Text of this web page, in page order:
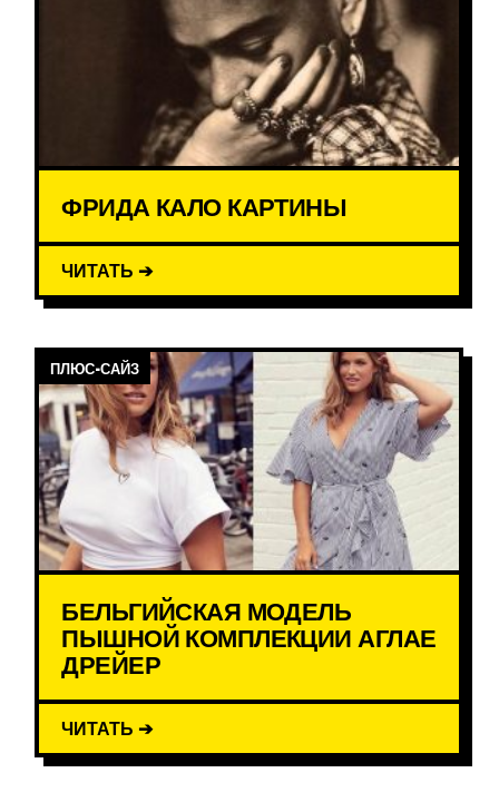
ФРИДА КАЛО КАРТИНЫ
ЧИТАТЬ ➔
ПЛЮС-САЙЗ
БЕЛЬГИЙСКАЯ МОДЕЛЬ
ПЫШНОЙ КОМПЛЕКЦИИ АГЛАЕ
ДРЕЙЕР
ЧИТАТЬ ➔